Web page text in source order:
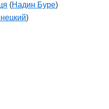
(Надин Буре)
)